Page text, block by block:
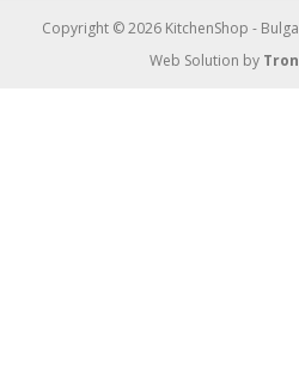
Copyright © 2026 KitchenShop -
Web Solution by